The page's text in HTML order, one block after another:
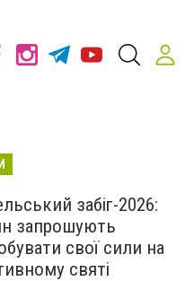
забіг-2026:
запрошують
свої сили на
святі